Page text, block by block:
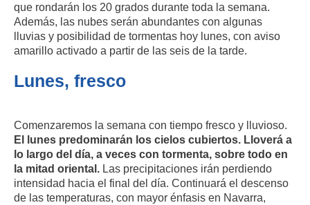
que rondarán los 20 grados durante toda la semana.
Además, las nubes serán abundantes con algunas
lluvias y posibilidad de tormentas hoy lunes, con aviso
amarillo activado a partir de las seis de la tarde.
Lunes, fresco
Comenzaremos la semana con tiempo fresco y lluvioso.
El lunes predominarán los cielos cubiertos. Lloverá a
lo largo del día, a veces con tormenta, sobre todo en
la mitad oriental. Las precipitaciones irán perdiendo
intensidad hacia el final del día. Continuará el descenso
de las temperaturas, con mayor énfasis en Navarra,